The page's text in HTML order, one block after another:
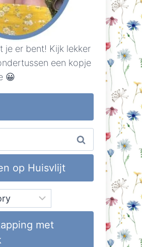
je er bent! Kijk lekker
een kopje
😀
op Huisvlijt
met